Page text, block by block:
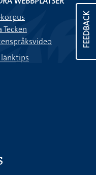
FEEDBACK
korpus
Tecken
länktips